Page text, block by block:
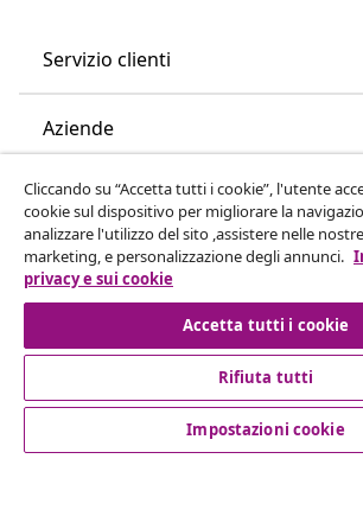
Servizio clienti
Aziende
vidaXL
Scopri di più
© 2008-2026 vidaXL www.vidaxl.it è un
Cliccando su “Accetta tutti i cookie”, l'utente
cookie sul dispositivo per migliorare la
analizzare l'utilizzo del sito ,assistere nelle
marketing, e personalizzazione degli annunci.
privacy e sui cookie
Accetta tutti i cookie
Rifiuta tutti
Impostazioni cookie